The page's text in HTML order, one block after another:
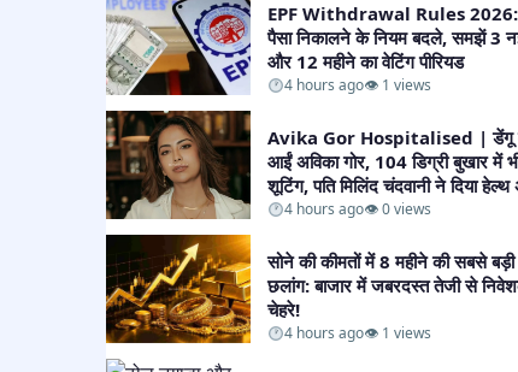
EPF Withdrawal Rules 2026:
पैसा निकालने के नियम बदले, समझें 3
और 12 महीने का वेटिंग पीरियड​
4 hours ago👁 1 views
Avika Gor Hospitalised | डेंगू
आईं अविका गोर, 104 डिग्री बुखार में
शूटिंग, पति मिलिंद चंदवानी ने दिया
4 hours ago👁 0 views
सोने की कीमतों में 8 महीने की सबसे बड़ी
छलांग: बाजार में जबरदस्त तेजी से
चेहरे!​
4 hours ago👁 1 views